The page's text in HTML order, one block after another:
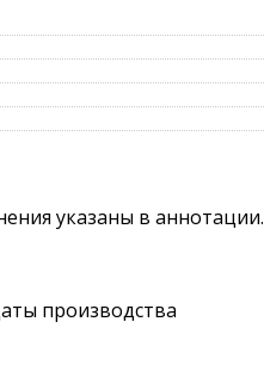
указаны в аннотации.
производства